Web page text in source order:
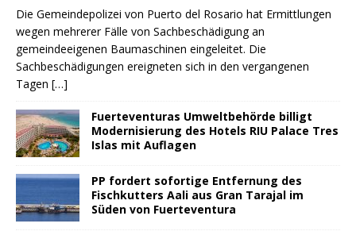
Die Gemeindepolizei von Puerto del Rosario hat Ermittlungen
wegen mehrerer Fälle von Sachbeschädigung an
gemeindeeigenen Baumaschinen eingeleitet. Die
Sachbeschädigungen ereigneten sich in den vergangenen
Tagen […]
Fuerteventuras Umweltbehörde billigt
Modernisierung des Hotels RIU Palace Tres
Islas mit Auflagen
PP fordert sofortige Entfernung des
Fischkutters Aali aus Gran Tarajal im
Süden von Fuerteventura